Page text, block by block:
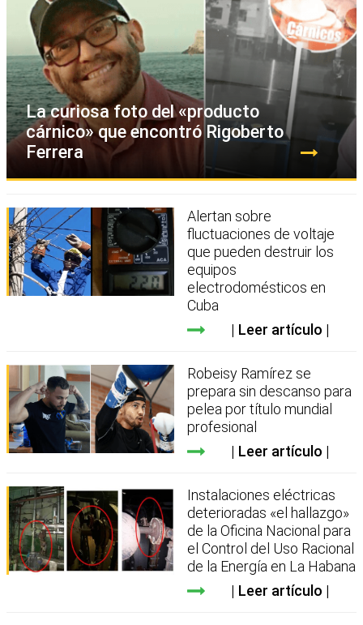
La curiosa foto del «producto
cárnico» que encontró Rigoberto
Ferrera
Alertan sobre
fluctuaciones de voltaje
que pueden destruir los
equipos
electrodomésticos en
Cuba
Leer artículo
Robeisy Ramírez se
prepara sin descanso para
pelea por título mundial
profesional
Leer artículo
Instalaciones eléctricas
deterioradas «el hallazgo»
de la Oficina Nacional para
el Control del Uso Racional
de la Energía en La Habana
Leer artículo